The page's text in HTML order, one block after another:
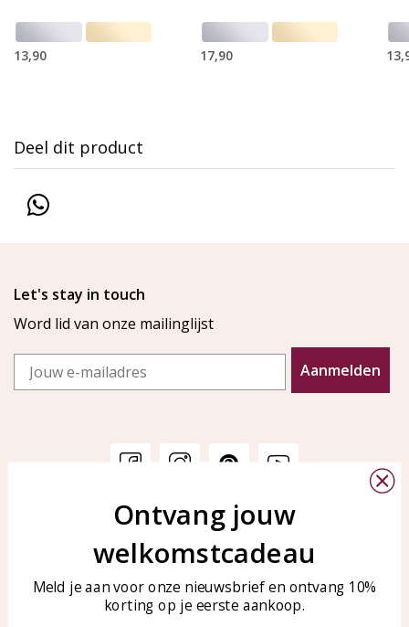
13,90 17,90
Deel dit product
Let's stay in touch
Word lid van onze mailinglijst
Email
Aanmelden
Veelgestelde vragen
Sieraden onderhouden
KAYA Sieraden
Bellen of WhatsApp Ma-Vr
tussen 09:00-17:00
Tel: 0850003187
WhatsApp: 0850003187
Ontvang jouw
welkomstcadeau
Meld je aan voor onze nieuwsbrief en ontvang 10%
korting op je eerste aankoop.